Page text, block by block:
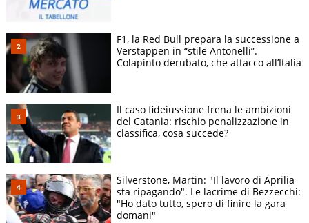
F1, la Red Bull prepara la successione a
Verstappen in “stile Antonelli”.
Colapinto derubato, che attacco all’Italia
Il caso fideiussione frena le ambizioni
del Catania: rischio penalizzazione in
classifica, cosa succede?
Silverstone, Martin: "Il lavoro di Aprilia
sta ripagando". Le lacrime di Bezzecchi:
"Ho dato tutto, spero di finire la gara
domani"